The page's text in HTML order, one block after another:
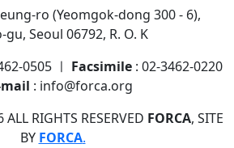
ro (Yeomgok-dong 300 - 6),
gu, Seoul 06792, R. O. K
0505 ㅣ Facsimile: 02-3462-0220
mail : info@forca.org
RIGHTS RESERVED FORCA, SITE
BY FORCA.